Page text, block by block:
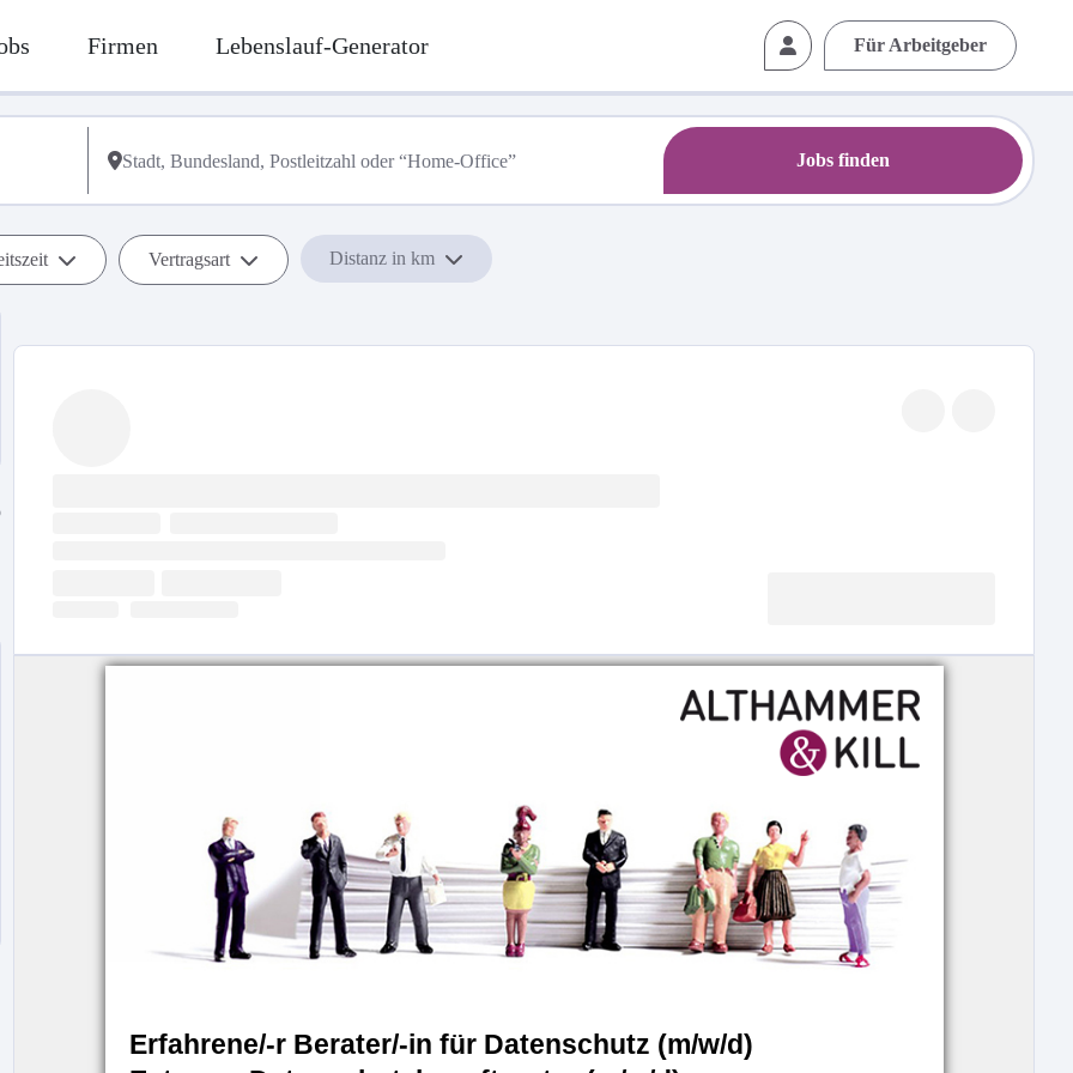
Firmen Lebenslauf-Generator Für Arbeitgeber
Jobs finden
Vertragsart Distanz in km